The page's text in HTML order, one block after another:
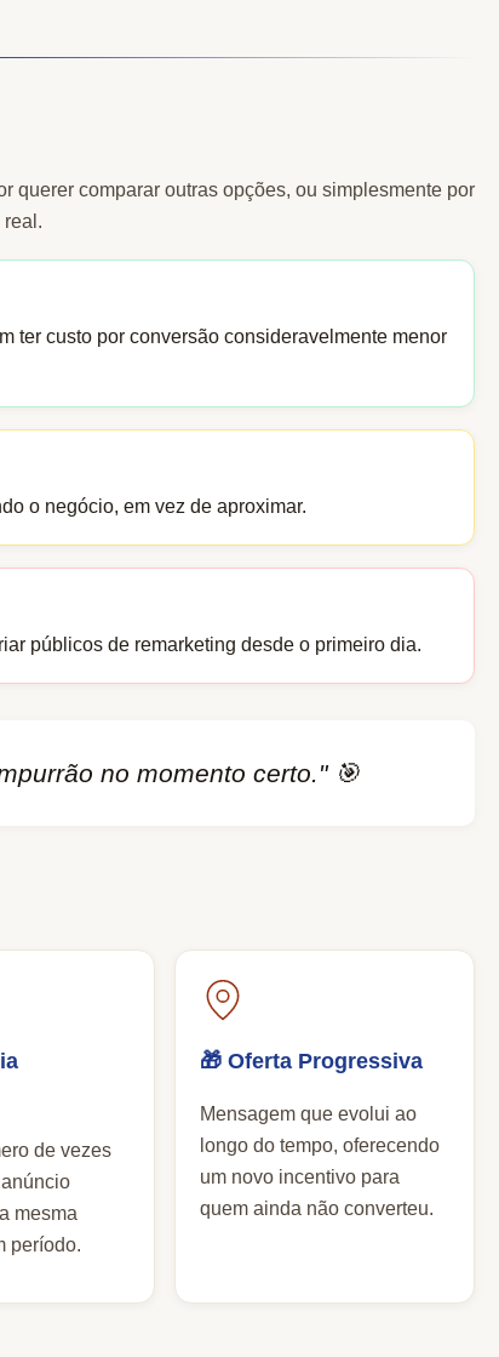
querer comparar outras opções, ou simplesmente por
ter custo por conversão consideravelmente menor
o negócio, em vez de aproximar.
públicos de remarketing desde o primeiro dia.
no momento certo." 🎯
de vezes
mesma
período.
🎁 Oferta Progressiva
Mensagem que evolui ao
longo do tempo, oferecendo
um novo incentivo para
quem ainda não converteu.